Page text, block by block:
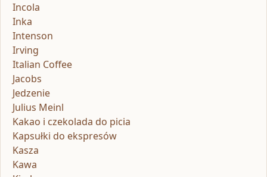
Incola
Inka
Intenson
Irving
Italian Coffee
Jacobs
Jedzenie
Julius Meinl
Kakao i czekolada do picia
Kapsułki do ekspresów
Kasza
Kawa